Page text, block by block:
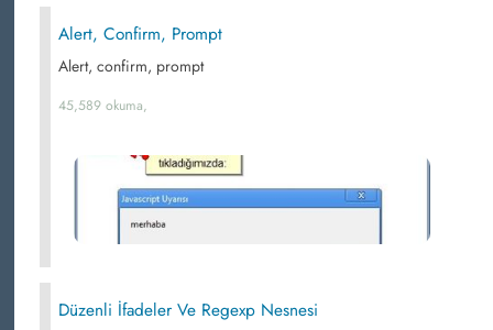
Alert, Confirm, Prompt
Alert, confirm, prompt
45,589 okuma,
Düzenli İfadeler Ve Regexp Nesnesi